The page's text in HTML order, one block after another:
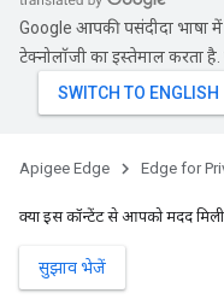
Google आपकी पसंदीदा भाषा
टेक्नोलॉजी का इस्तेमाल करता
Apigee Edge Edge for
क्या इस कॉन्टेंट से आपको मदद
सुझाव भेजें